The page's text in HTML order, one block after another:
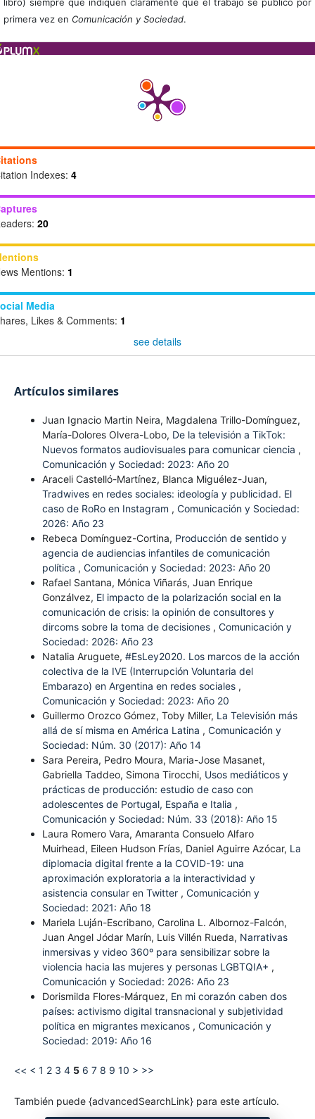
libro) siempre que indiquen claramente que el trabajo se publicó por
primera vez en Comunicación y Sociedad.
Indexes: 4
20
Mentions: 1
Media
Likes & Comments: 1
see details
Artículos similares
Juan Ignacio Martin Neira, Magdalena Trillo-Domínguez,
María-Dolores Olvera-Lobo, De la televisión a TikTok:
Nuevos formatos audiovisuales para comunicar ciencia ,
Comunicación y Sociedad: 2023: Año 20
Araceli Castelló-Martínez, Blanca Miguélez-Juan,
Tradwives en redes sociales: ideología y publicidad. El
caso de RoRo en Instagram , Comunicación y Sociedad:
2026: Año 23
Rebeca Domínguez-Cortina, Producción de sentido y
agencia de audiencias infantiles de comunicación
política , Comunicación y Sociedad: 2023: Año 20
Rafael Santana, Mónica Viñarás, Juan Enrique
Gonzálvez, El impacto de la polarización social en la
comunicación de crisis: la opinión de consultores y
dircoms sobre la toma de decisiones , Comunicación y
Sociedad: 2026: Año 23
Natalia Aruguete, #EsLey2020. Los marcos de la acción
colectiva de la IVE (Interrupción Voluntaria del
Embarazo) en Argentina en redes sociales ,
Comunicación y Sociedad: 2023: Año 20
Guillermo Orozco Gómez, Toby Miller, La Televisión más
allá de sí misma en América Latina , Comunicación y
Sociedad: Núm. 30 (2017): Año 14
Sara Pereira, Pedro Moura, Maria-Jose Masanet,
Gabriella Taddeo, Simona Tirocchi, Usos mediáticos y
prácticas de producción: estudio de caso con
adolescentes de Portugal, España e Italia ,
Comunicación y Sociedad: Núm. 33 (2018): Año 15
Laura Romero Vara, Amaranta Consuelo Alfaro
Muirhead, Eileen Hudson Frías, Daniel Aguirre Azócar, La
diplomacia digital frente a la COVID-19: una
aproximación exploratoria a la interactividad y
asistencia consular en Twitter , Comunicación y
Sociedad: 2021: Año 18
Mariela Luján-Escribano, Carolina L. Albornoz-Falcón,
Juan Angel Jódar Marín, Luis Villén Rueda, Narrativas
inmersivas y video 360º para sensibilizar sobre la
violencia hacia las mujeres y personas LGBTQIA+ ,
Comunicación y Sociedad: 2026: Año 23
Dorismilda Flores-Márquez, En mi corazón caben dos
países: activismo digital transnacional y subjetividad
política en migrantes mexicanos , Comunicación y
Sociedad: 2019: Año 16
<< < 1 2 3 4 5 6 7 8 9 10 > >>
También puede {advancedSearchLink} para este artículo.